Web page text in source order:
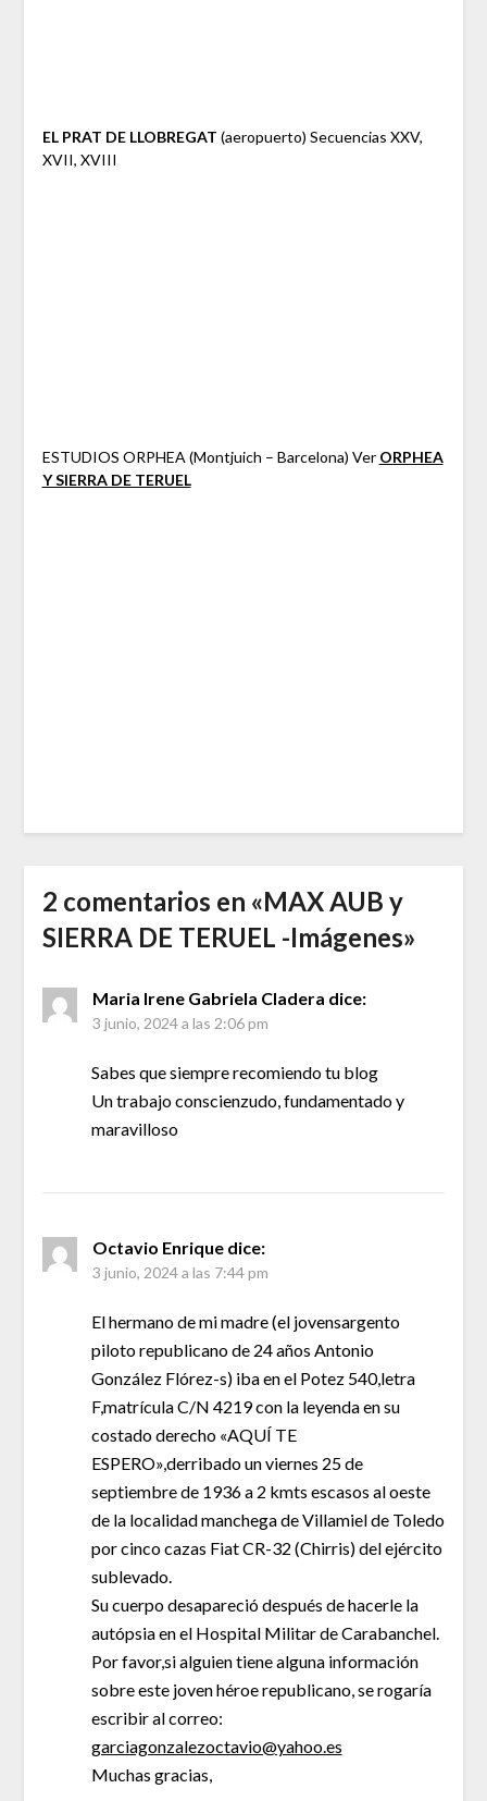
EL PRAT DE LLOBREGAT (aeropuerto) Secuencias XXV,
XVII, XVIII
ESTUDIOS ORPHEA (Montjuich – Barcelona) Ver ORPHEA
Y SIERRA DE TERUEL
2 comentarios en «MAX AUB y
SIERRA DE TERUEL -Imágenes»
Maria Irene Gabriela Cladera dice:
3 junio, 2024 a las 2:06 pm
Sabes que siempre recomiendo tu blog
Un trabajo conscienzudo, fundamentado y
maravilloso
Octavio Enrique dice:
3 junio, 2024 a las 7:44 pm
El hermano de mi madre (el jovensargento
piloto republicano de 24 años Antonio
González Flórez-s) iba en el Potez 540,letra
F,matrícula C/N 4219 con la leyenda en su
costado derecho «AQUÍ TE
ESPERO»,derribado un viernes 25 de
septiembre de 1936 a 2 kmts escasos al oeste
de la localidad manchega de Villamiel de Toledo
por cinco cazas Fiat CR-32 (Chirris) del ejército
sublevado.
Su cuerpo desapareció después de hacerle la
autópsia en el Hospital Militar de Carabanchel.
Por favor,si alguien tiene alguna información
sobre este joven héroe republicano, se rogaría
escribir al correo:
garciagonzalezoctavio@yahoo.es
Muchas gracias,